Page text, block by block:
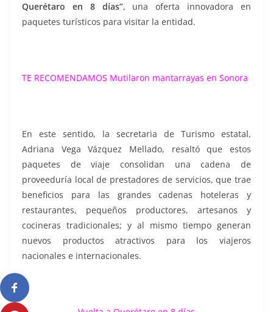
Querétaro en 8 días”, una oferta innovadora en
paquetes turísticos para visitar la entidad.
TE RECOMENDAMOS Mutilaron mantarrayas en Sonora
En este sentido, la secretaria de Turismo estatal,
Adriana Vega Vázquez Mellado, resaltó que estos
paquetes de viaje consolidan una cadena de
proveeduría local de prestadores de servicios, que trae
beneficios para las grandes cadenas hoteleras y
restaurantes, pequeños productores, artesanos y
cocineras tradicionales; y al mismo tiempo generan
nuevos productos atractivos para los viajeros
nacionales e internacionales.